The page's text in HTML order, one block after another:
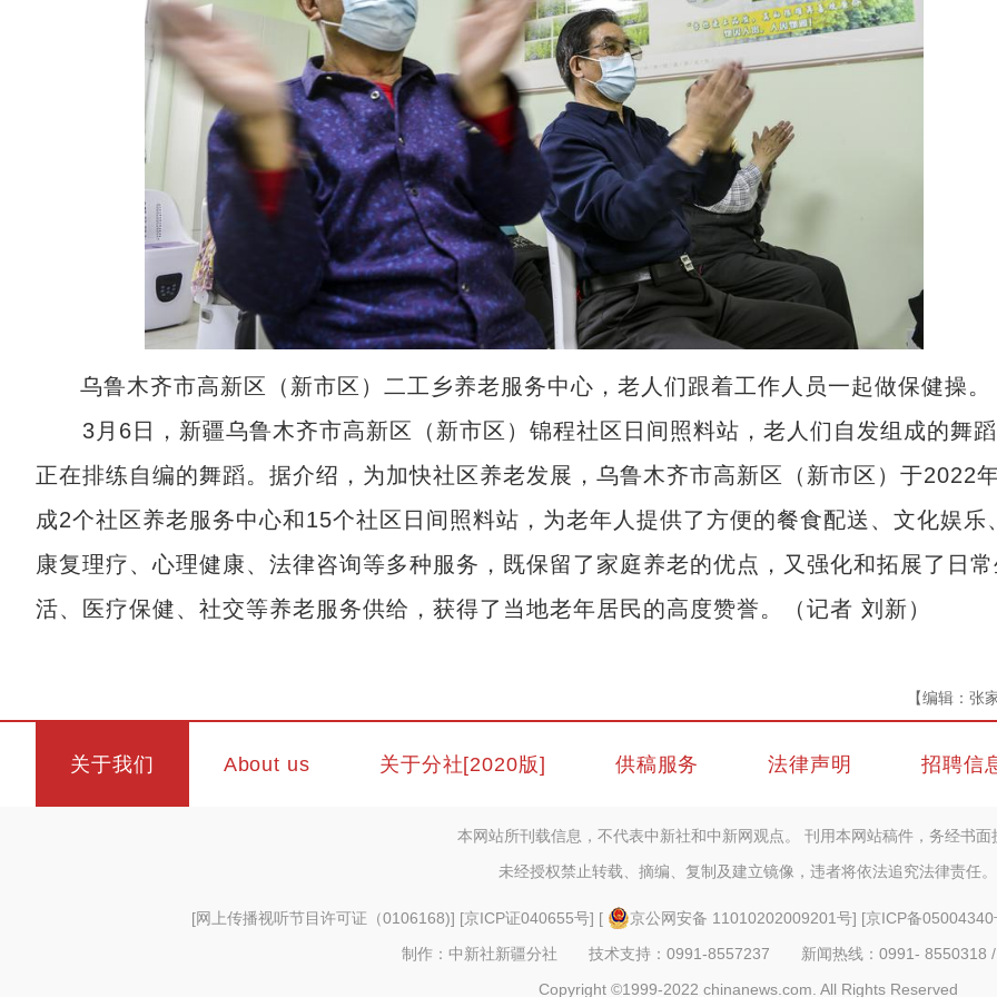
乌鲁木齐市高新区（新市区）二工乡养老服务中心，老人们跟着工作人员一起做保健操。
3月6日，新疆乌鲁木齐市高新区（新市区）锦程社区日间照料站，老人们自发组成的舞
正在排练自编的舞蹈。据介绍，为加快社区养老发展，乌鲁木齐市高新区（新市区）于2022
成2个社区养老服务中心和15个社区日间照料站，为老年人提供了方便的餐食配送、文化娱乐
康复理疗、心理健康、法律咨询等多种服务，既保留了家庭养老的优点，又强化和拓展了日
活、医疗保健、社交等养老服务供给，获得了当地老年居民的高度赞誉。（记者 刘新）
【编辑：张
关于我们 About us 关于分社[2020版] 供稿服务 法律声明 招聘信
本网站所刊载信息，不代表中新社和中新网观点。 刊用本网站稿件，务经书面
未经授权禁止转载、摘编、复制及建立镜像，违者将依法追究法律责任。
[网上传播视听节目许可证（0106168)] [京ICP证040655号] [ 京公网安备 11010202009201号] [京ICP备
制作：中新社新疆分社 技术支持：0991-8557237 新闻热线：0991-
Copyright ©1999-2022 chinanews.com. All Rights Reserved